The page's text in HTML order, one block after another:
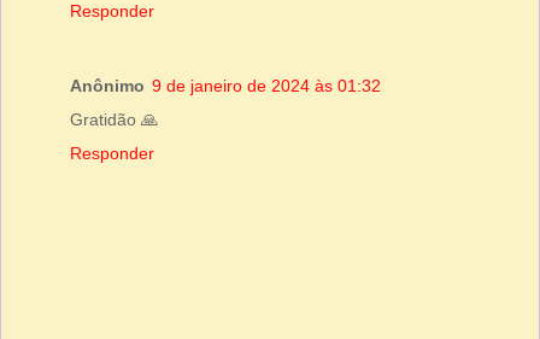
Responder
Anônimo 9 de janeiro de 2024 às 01:32
Gratidão 🙏
Responder